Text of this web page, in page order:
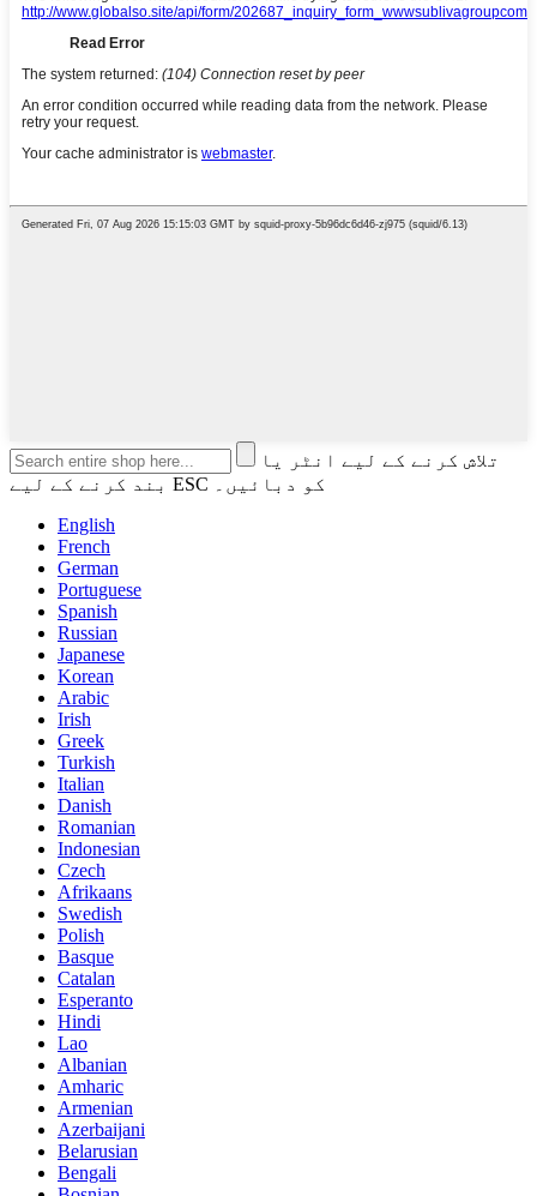
تلاش کرنے کے لیے انٹر یا
بند کرنے کے لیے ESC کو دبائیں۔
English
French
German
Portuguese
Spanish
Russian
Japanese
Korean
Arabic
Irish
Greek
Turkish
Italian
Danish
Romanian
Indonesian
Czech
Afrikaans
Swedish
Polish
Basque
Catalan
Esperanto
Hindi
Lao
Albanian
Amharic
Armenian
Azerbaijani
Belarusian
Bengali